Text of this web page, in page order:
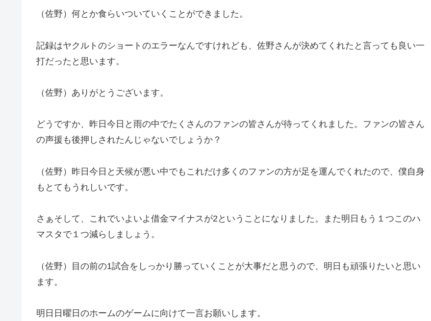
（佐野）何とか食らいついていくことができました。
記録はヤクルトのショートのエラーなんですけれども、佐野さんが決めてくれたと言っても良い一
打だったと思います。
（佐野）ありがとうございます。
どうですか、昨日今日と雨の中でたくさんのファンの皆さんが待ってくれました。ファンの皆さん
の声援も後押しされたんじゃないでしょうか？
（佐野）昨日今日と天候が悪い中でもこれだけ多くのファンの方が足を運んでくれたので、僕自身
もとてもうれしいです。
さぁそして、これでいよいよ借金マイナスが2ということになりました。また明日もう１つこのハ
マスタで１つ減らしましょう。
（佐野）目の前の1試合をしっかり勝っていくことが大事だと思うので、明日も頑張りたいと思い
ます。
明日日曜日のホームのゲームに向けて一言お願いします。